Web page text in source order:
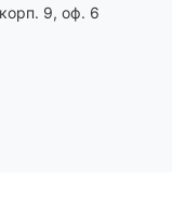
9, оф. 6